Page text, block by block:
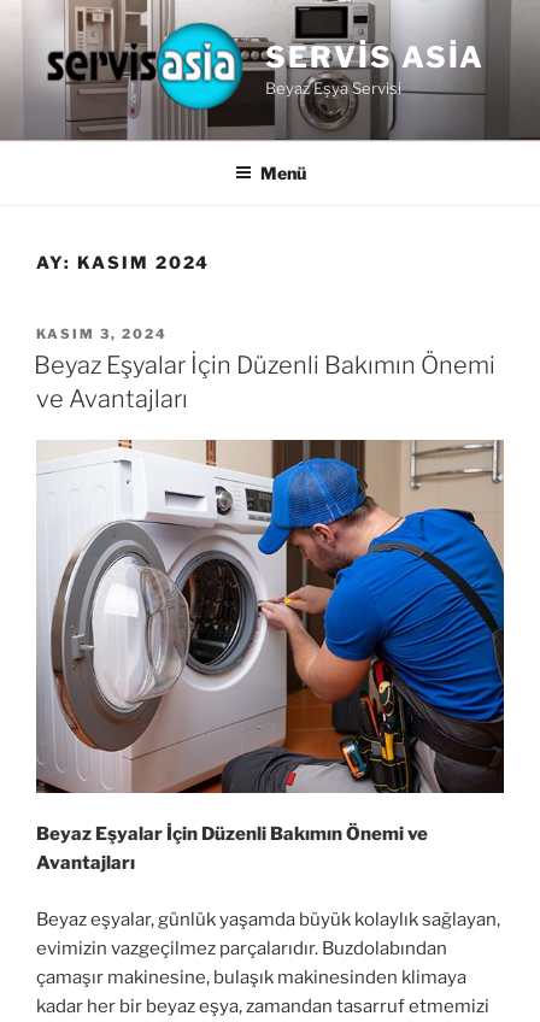
SERVIS ASIA
Beyaz Eşya Servisi
Menü
AY: KASIM 2024
YAYIM
TARIHI
KASIM 3, 2024
Beyaz Eşyalar İçin Düzenli Bakımın Önemi
ve Avantajları
Beyaz Eşyalar İçin Düzenli Bakımın Önemi ve
Avantajları
Beyaz eşyalar, günlük yaşamda büyük kolaylık sağlayan,
evimizin vazgeçilmez parçalarıdır. Buzdolabından
çamaşır makinesine, bulaşık makinesinden klimaya
kadar her bir beyaz eşya, zamandan tasarruf etmemizi